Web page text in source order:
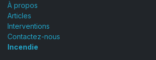
À propos
Articles
Interventions
Contactez-nous
Incendie